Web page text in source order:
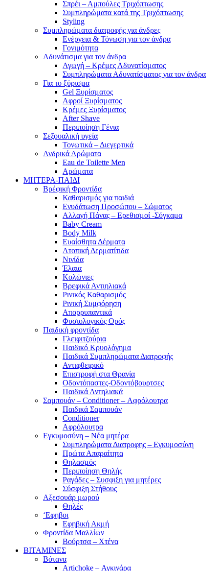
Σπρέι – Αμπούλες Τριχόπτωσης
Συμπληρώματα κατά της Τριχόπτωσης
Styling
Συμπληρώματα διατροφής για άνδρες
Ενέργεια & Τόνωση για τον άνδρα
Γονιμότητα
Αδυνάτισμα για τον άνδρα
Αγωγή – Κρέμες Αδυνατίσματος
Συμπληρώματα Αδυνατίσματος για τον άνδρα
Για το ξύρισμα
Gel Ξυρίσματος
Αφροί Ξυρίσματος
Κρέμες Ξυρίσματος
After Shave
Περιποίηση Γένια
Σεξουαλική υγεία
Τονωτικά – Διεγερτικά
Ανδρικά Αρώματα
Eau de Toilette Men
Αρώματα
ΜΗΤΕΡΑ-ΠΑΙΔΙ
Βρέφική Φροντίδα
Καθαρισμός για παιδιά
Ενυδάτωση Προσώπου – Σώματος
Αλλαγή Πάνας – Ερεθισμοί -Σύγκαμα
Baby Cream
Body Milk
Ευαίσθητα Δέρματα
Ατοπική Δερματίτιδα
Νινίδα
Έλαια
Κολώνιες
Βρεφικά Αντιηλιακά
Ρινικός Καθαρισμός
Ρινική Συμφόρηση
Απορρυπαντικά
Φυσιολογικός Ορός
Παιδική φροντίδα
Γλειφιτζούρια
Παιδικό Κρυολόγημα
Παιδικά Συμπληρώματα Διατροφής
Αντιφθειρικό
Επιστροφή στα Θρανία
Οδοντόπαστες-Οδοντόβουρτσες
Παιδικά Αντηλιακά
Σαμπουάν – Conditioner – Αφρόλουτρα
Παιδικά Σαμπουάν
Conditioner
Αφρόλουτρα
Εγκυμοσύνη – Νέα μητέρα
Συμπληρώματα Διατροφης – Εγκυμοσύνη
Πρώτα Απαραίτητα
Θηλασμός
Περιποίηση Θηλής
Ραγάδες – Συσφιξη για μητέρες
Σύσφιξη Στήθους
Αξεσουάρ μωρού
Θηλές
‘Εφηβοι
Εφηβική Ακμή
Φροντίδα Μαλλίων
Βούρτσα – Χτένα
ΒΙΤΑΜΙΝΕΣ
Βότανα
Artichoke – Αγκινάρα